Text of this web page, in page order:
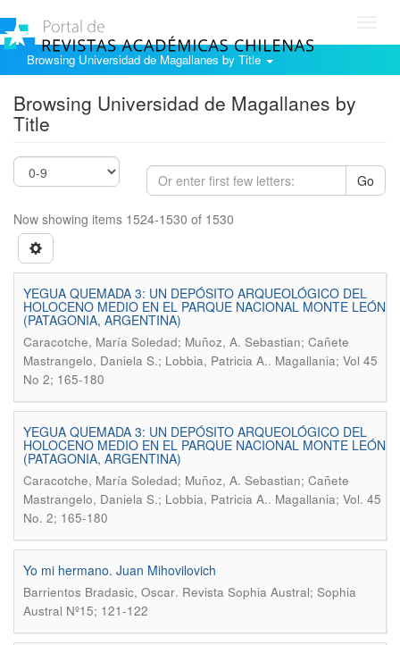
Browsing Universidad de Magallanes by Title
Browsing Universidad de Magallanes by
Title
Go
Now showing items 1524-1530 of 1530
YEGUA QUEMADA 3: UN DEPÓSITO ARQUEOLÓGICO DEL
HOLOCENO MEDIO EN EL PARQUE NACIONAL MONTE LEÓN
(PATAGONIA, ARGENTINA)
Caracotche, María Soledad; Muñoz, A. Sebastian; Cañete
Mastrangelo, Daniela S.; Lobbia, Patricia A.. Magallania; Vol 45
No 2; 165-180
YEGUA QUEMADA 3: UN DEPÓSITO ARQUEOLÓGICO DEL
HOLOCENO MEDIO EN EL PARQUE NACIONAL MONTE LEÓN
(PATAGONIA, ARGENTINA)
Caracotche, María Soledad; Muñoz, A. Sebastian; Cañete
Mastrangelo, Daniela S.; Lobbia, Patricia A.. Magallania; Vol. 45
No. 2; 165-180
Yo mi hermano. Juan Mihovilovich
Barrientos Bradasic, Oscar. Revista Sophia Austral; Sophia
Austral Nº15; 121-122